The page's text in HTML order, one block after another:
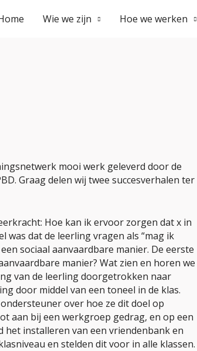
Wie we zijn Hoe we werken
mooi werk geleverd door de
Graag delen wij twee succesverhalen ter
Hoe kan ik ervoor zorgen dat x in
was dat de leerling vragen als “mag ik
sociaal aanvaardbare manier. De eerste
manier? Wat zien en horen we
van de leerling doorgetrokken naar
door middel van een toneel in de klas.
over hoe ze dit doel op
aan bij een werkgroep gedrag, en op een
installeren van een vriendenbank en
en stelden dit voor in alle klassen.